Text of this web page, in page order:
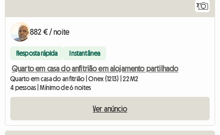
7
882 € / noite
Resposta rápida Instantânea
Quarto em casa do anfitrião em alojamento partilhado
Quarto em casa do anfitrião | Onex (1213) | 22 M2
4 pessoas | Mínimo de 6 noites
Ver anúncio